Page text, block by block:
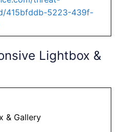
415bfddb-5223-439f-
Lightbox &
& Gallery